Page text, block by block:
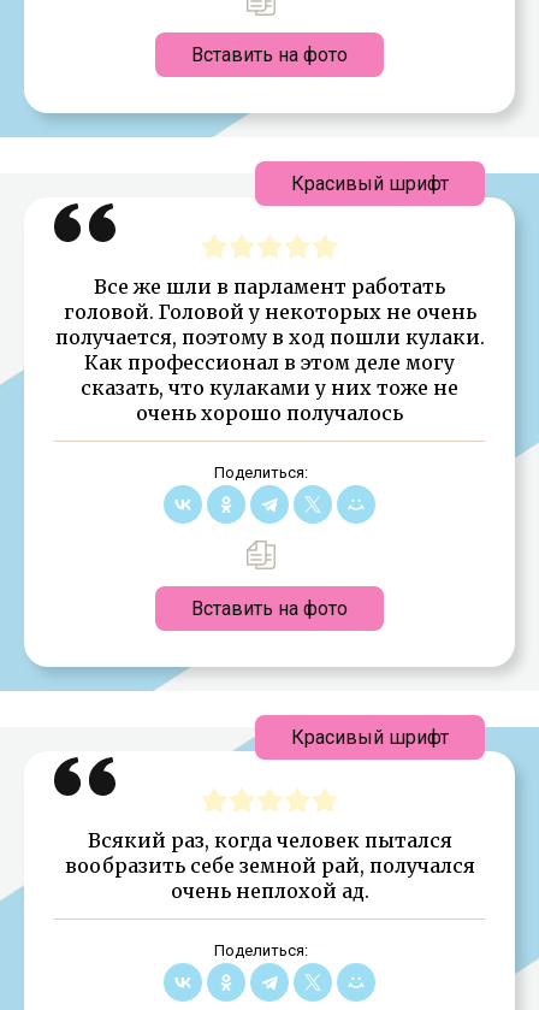
Вставить на фото
Все же шли в парламент работать
головой. Головой у некоторых не очень
получается, поэтому в ход пошли кулаки.
Как профессионал в этом деле могу
сказать, что кулаками у них тоже не
очень хорошо получалось
Поделиться:
Вставить на фото
Красивый шрифт
Всякий раз, когда человек пытался
вообразить себе земной рай, получался
очень неплохой ад.
Поделиться:
Красивый шрифт